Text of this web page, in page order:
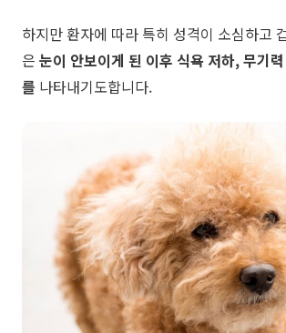
하지만 환자에 따라 특히 성격이 소심하고
은 눈이 안보이게 된 이후 식욕 저하, 무기
를 나타내기도합니다.